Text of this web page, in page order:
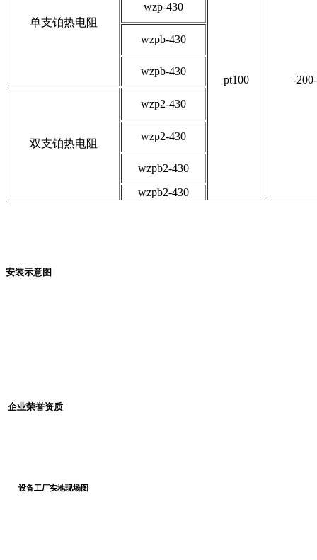
单支铂热电阻
pt100 -
wzp-430
wzpb-430
wzpb-430
双支铂热电阻
wzp2-430
wzp2-430
wzpb2-430
wzpb2-430
安装示意图
企业荣誉资质
设备工厂实地现场图